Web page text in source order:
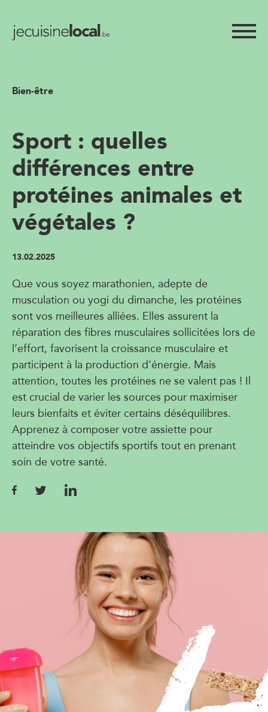
Bien-être
Sport : quelles
différences entre
protéines animales et
végétales ?
13.02.2025
Que vous soyez marathonien, adepte de
musculation ou yogi du dimanche, les protéines
sont vos meilleures alliées. Elles assurent la
réparation des fibres musculaires sollicitées lors de
l’effort, favorisent la croissance musculaire et
participent à la production d’énergie. Mais
attention, toutes les protéines ne se valent pas ! Il
est crucial de varier les sources pour maximiser
leurs bienfaits et éviter certains déséquilibres.
Apprenez à composer votre assiette pour
atteindre vos objectifs sportifs tout en prenant
soin de votre santé.